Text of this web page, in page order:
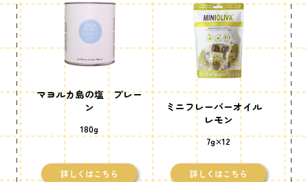
マヨルカ島の塩 プレー
ン
180g
詳しくはこちら
ミニフレーバーオイル
レモン
7g×12
詳しくはこちら